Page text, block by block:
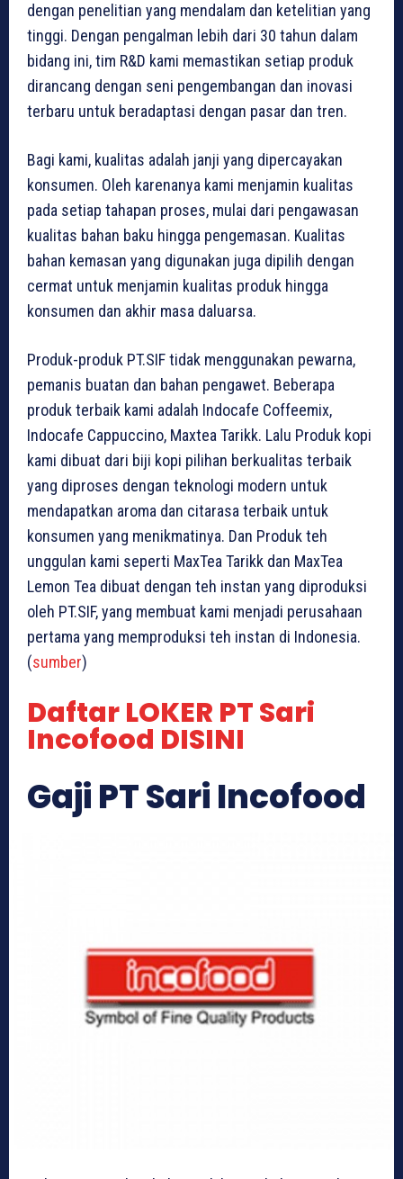
dengan penelitian yang mendalam dan ketelitian yang
tinggi. Dengan pengalman lebih dari 30 tahun dalam
bidang ini, tim R&D kami memastikan setiap produk
dirancang dengan seni pengembangan dan inovasi
terbaru untuk beradaptasi dengan pasar dan tren.
Bagi kami, kualitas adalah janji yang dipercayakan
konsumen. Oleh karenanya kami menjamin kualitas
pada setiap tahapan proses, mulai dari pengawasan
kualitas bahan baku hingga pengemasan. Kualitas
bahan kemasan yang digunakan juga dipilih dengan
cermat untuk menjamin kualitas produk hingga
konsumen dan akhir masa daluarsa.
Produk-produk PT.SIF tidak menggunakan pewarna,
pemanis buatan dan bahan pengawet. Beberapa
produk terbaik kami adalah Indocafe Coffeemix,
Indocafe Cappuccino, Maxtea Tarikk. Lalu Produk kopi
kami dibuat dari biji kopi pilihan berkualitas terbaik
yang diproses dengan teknologi modern untuk
mendapatkan aroma dan citarasa terbaik untuk
konsumen yang menikmatinya. Dan Produk teh
unggulan kami seperti MaxTea Tarikk dan MaxTea
Lemon Tea dibuat dengan teh instan yang diproduksi
oleh PT.SIF, yang membuat kami menjadi perusahaan
pertama yang memproduksi teh instan di Indonesia.
(sumber)
Daftar LOKER PT Sari
Incofood DISINI
Gaji PT Sari Incofood